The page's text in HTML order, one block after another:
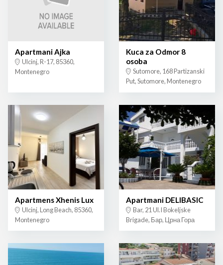
Apartmani Ajka
Ulcinj, R-17, 85360,
Montenegro
Kuca za Odmor 8
osoba
Sutomore, 168 Partizanski
Put, Sutomore, Montenegro
Apartmens Xhenis Lux
Ulcinj, Long Beach, 85360,
Montenegro
Apartmani DELIBASIC
Bar, 21 Ul.I Bokeljske
Brigade, Бар, Црна Гора